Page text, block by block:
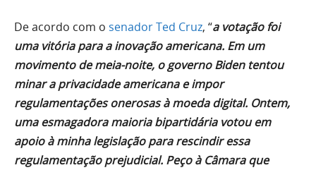
De acordo com o senador Ted Cruz, “a votação foi
uma vitória para a inovação americana. Em um
movimento de meia-noite, o governo Biden tentou
minar a privacidade americana e impor
regulamentações onerosas à moeda digital. Ontem,
uma esmagadora maioria bipartidária votou em
apoio à minha legislação para rescindir essa
regulamentação prejudicial. Peço à Câmara que